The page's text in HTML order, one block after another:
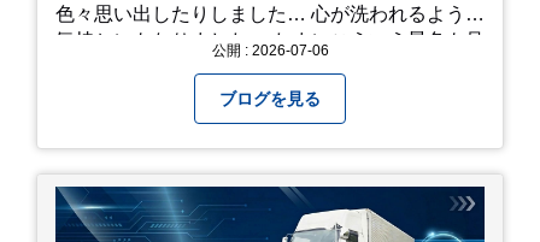
色々思い出したりしました… 心が洗われるような
気持ちにもなりました。 たまにこういう景色も見
番になりますが皆様方くれぐれもご自愛ください
公開 : 2026-07-06
ブログを見る